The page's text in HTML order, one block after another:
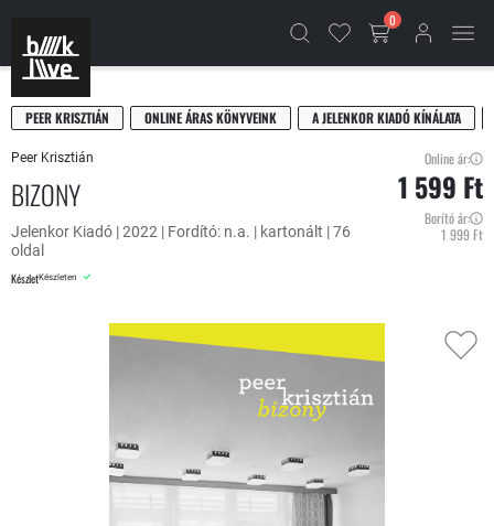
0
PEER KRISZTIÁN ONLINE ÁRAS KÖNYVEINK A JELENKOR KIADÓ KÍNÁLATA
Peer Krisztián
BIZONY
Jelenkor Kiadó | 2022 | Fordító: n.a. | kartonált | 76
oldal
KészletKészleten
Online ár:
1 599 Ft
Borító ár:
1 999 Ft